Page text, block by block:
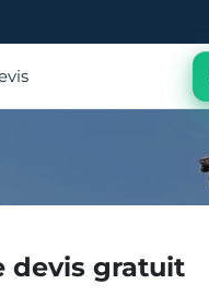
devis gratuit